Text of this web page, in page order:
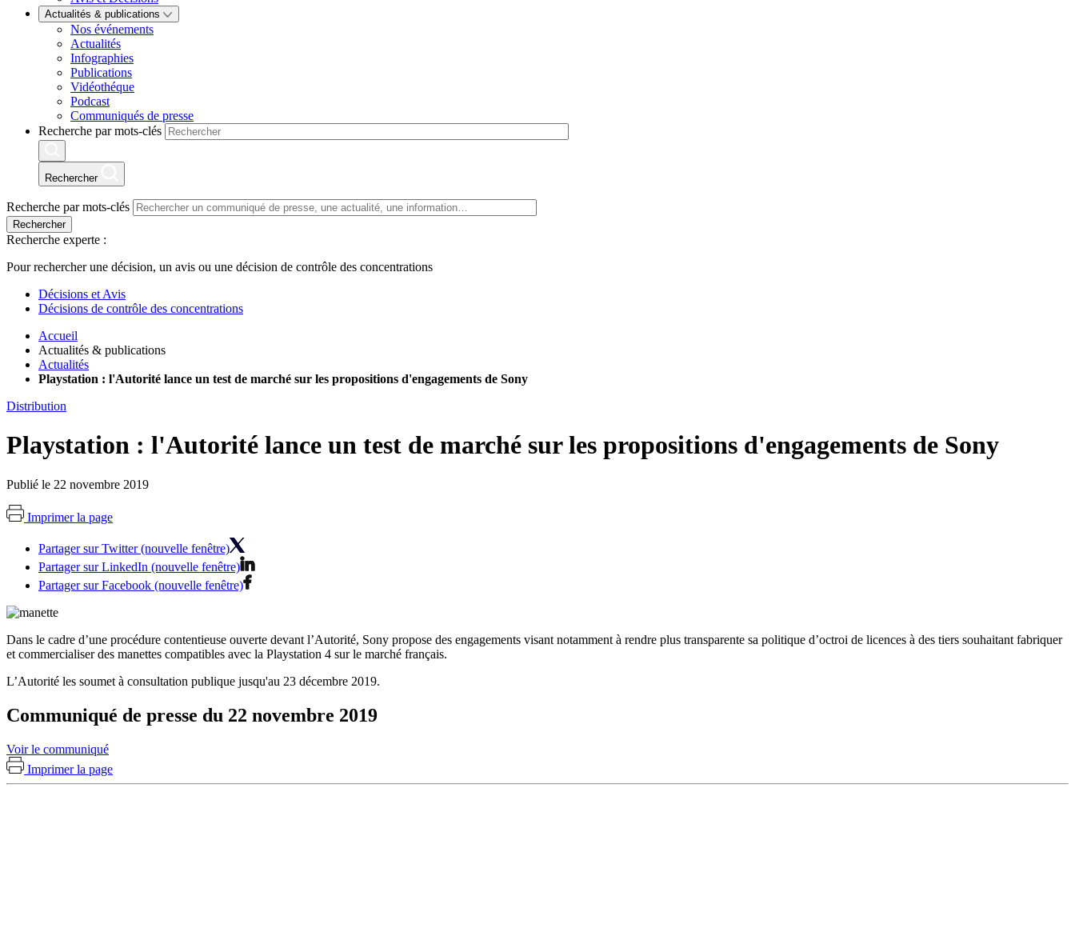
Actualités & publications
Nos événements
Actualités
Infographies
Publications
Vidéothéque
Podcast
Communiqués de presse
Recherche par mots-clés
Rechercher
Recherche par mots-clés
Rechercher
Recherche experte :
Pour rechercher une décision, un avis ou une décision de contrôle des concentrations
Décisions et Avis
Décisions de contrôle des concentrations
Accueil
Actualités & publications
Actualités
Playstation : l'Autorité lance un test de marché sur les propositions d'engagements de Sony
Distribution
Playstation : l'Autorité lance un test de marché sur les propositions d'engagements de Sony
Publié le 22 novembre 2019
Imprimer la page
Partager sur Twitter (nouvelle fenêtre)
Partager sur LinkedIn (nouvelle fenêtre)
Partager sur Facebook (nouvelle fenêtre)
Dans le cadre d’une procédure contentieuse ouverte devant l’Autorité, Sony propose des engagements visant notamment à rendre plus transparente sa politique d’octroi de licences à des tiers souhaitant fabriquer
et commercialiser des manettes compatibles avec la Playstation 4 sur le marché français.
L’Autorité les soumet à consultation publique jusqu'au 23 décembre 2019.
Communiqué de presse du 22 novembre 2019
Voir le communiqué
Imprimer la page